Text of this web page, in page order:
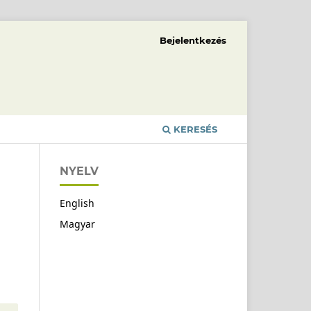
KERESÉS
Bejelentkezés
NYELV
English
Magyar